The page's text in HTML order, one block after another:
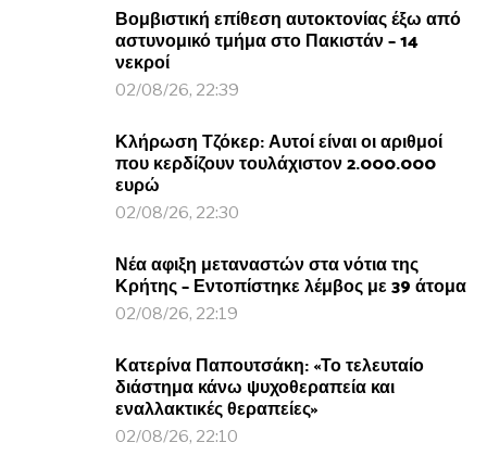
Βομβιστική επίθεση αυτοκτονίας έξω από
αστυνομικό τμήμα στο Πακιστάν – 14
νεκροί
02/08/26, 22:39
Κλήρωση Τζόκερ: Αυτοί είναι οι αριθμοί
που κερδίζουν τουλάχιστον 2.000.000
ευρώ
02/08/26, 22:30
Νέα αφιξη μεταναστών στα νότια της
Κρήτης – Εντοπίστηκε λέμβος με 39 άτομα
02/08/26, 22:19
Κατερίνα Παπουτσάκη: «Το τελευταίο
διάστημα κάνω ψυχοθεραπεία και
εναλλακτικές θεραπείες»
02/08/26, 22:10